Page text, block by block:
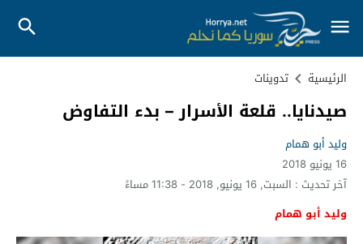
الرئيسية تدوينات
صيدنايا.. قلعة الأسرار – بدء التفاوض
وليد أبو همام
16 يونيو 2018
آخر تحديث : السبت, 16 يونيو, 2018 - 11:38 مساءً
وليد أبو همام